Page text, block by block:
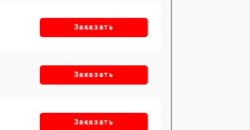
Заказать
Заказать
Заказать